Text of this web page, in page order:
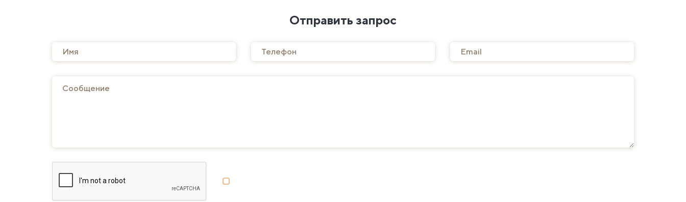
Отправить запрос